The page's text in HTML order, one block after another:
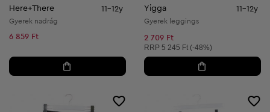
Here+There 11-12y
Gyerek nadrág
6 859 Ft
Yigga 11-12y
Gyerek leggings
2 709 Ft
Ajánlott ár:
RRP 5 245 Ft (-48%)